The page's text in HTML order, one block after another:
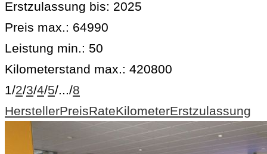
Erstzulassung bis: 2025
Preis max.: 64990
Leistung min.: 50
Kilometerstand max.: 420800
1/2/3/4/5/.../8
HerstellerPreisRateKilometerErstzulassung